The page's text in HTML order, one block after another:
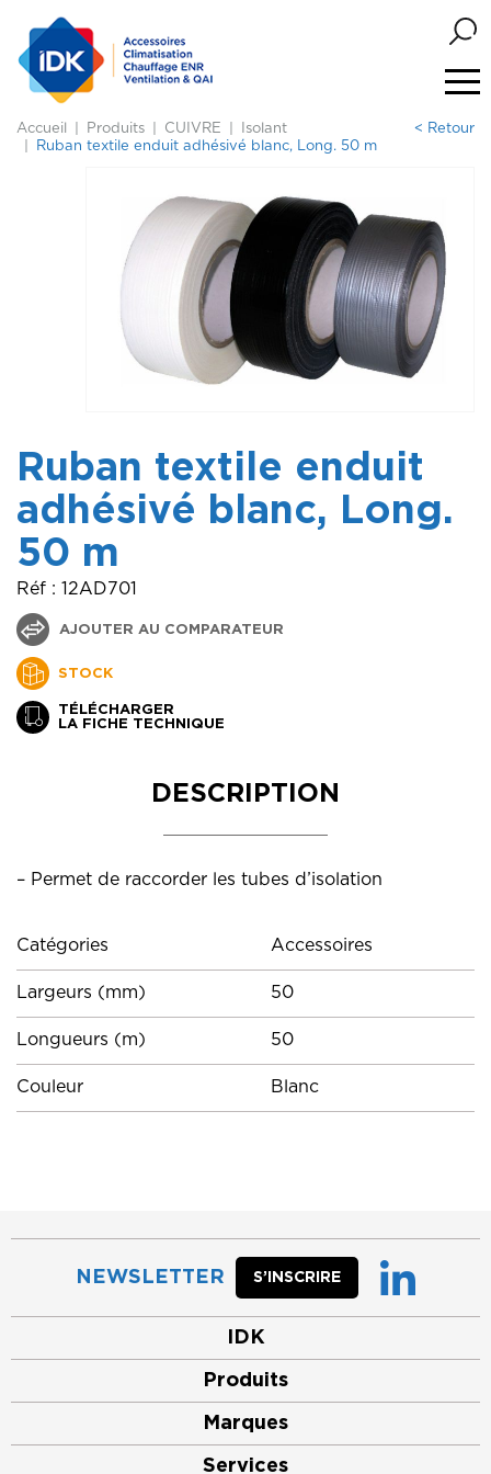
Accueil Produits CUIVRE
Isolant
Ruban textile enduit adhésivé blanc, Long. 50 m
< Retour
Ruban textile enduit
adhésivé blanc, Long.
50 m
Réf : 12AD701
AJOUTER AU COMPARATEUR
TÉLÉCHARGER
LA FICHE TECHNIQUE
STOCK
DESCRIPTION
– Permet de raccorder les tubes d’isolation
Catégories Accessoires
Largeurs (mm) 50
Longueurs (m) 50
Couleur Blanc
NEWSLETTER S’INSCRIRE
IDK
Produits
Marques
Services